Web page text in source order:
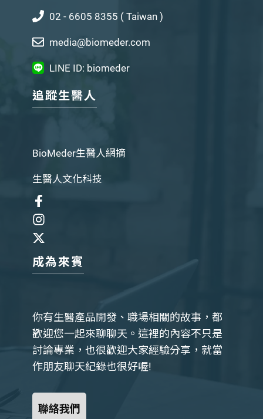
02 - 6605 8355 ( Taiwan )
media@biomeder.com
LINE ID: biomeder
追蹤生醫人
BioMeder生醫人網摘
生醫人文化科技
成為來賓
你有生醫產品開發、職場相關的故事，都
歡迎您一起來聊聊天。這裡的內容不只是
討論專業，也很歡迎大家經驗分享，就當
作朋友聊天紀錄也很好喔!
聯絡我們